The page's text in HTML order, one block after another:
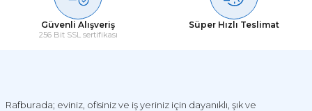
Güvenli Alışveriş
256 Bit SSL sertifikası
Süper Hızlı Teslimat
Rafburada; eviniz, ofisiniz ve iş yeriniz için dayanıklı, şık ve